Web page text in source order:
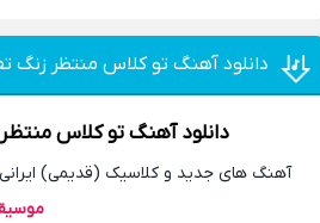
دانلود آهنگ تو کلاس منتظر زنگ
دانلود آهنگ تو کلاس
آهنگ های جدید و کلاسیک (قدیمی)